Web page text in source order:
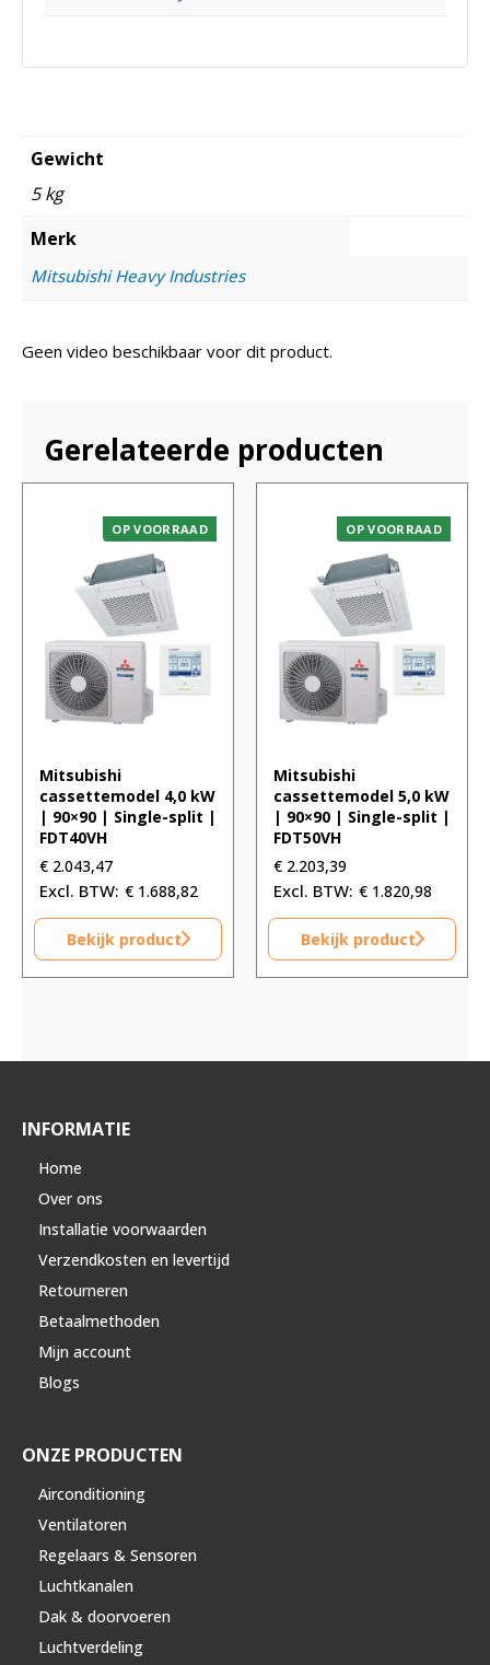
Gewicht
5 kg
Merk
Mitsubishi Heavy Industries
Geen video beschikbaar voor dit product.
Gerelateerde producten
OP VOORRAAD
Mitsubishi
cassettemodel 4,0 kW
| 90×90 | Single-split |
FDT40VH
€ 2.043,47
€ 1.688,82
Bekijk product
OP VOORRAAD
Mitsubishi
cassettemodel 5,0 kW
| 90×90 | Single-split |
FDT50VH
€ 2.203,39
€ 1.820,98
Bekijk product
INFORMATIE
Home
Over ons
Installatie voorwaarden
Verzendkosten en levertijd
Retourneren
Betaalmethoden
Mijn account
Blogs
ONZE PRODUCTEN
Airconditioning
Ventilatoren
Regelaars & Sensoren
Luchtkanalen
Dak & doorvoeren
Luchtverdeling